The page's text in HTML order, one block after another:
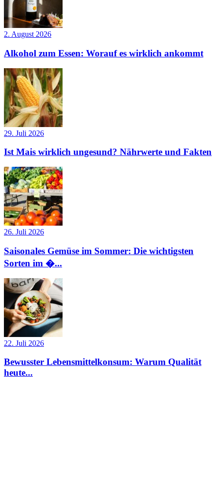
2. August 2026
Alkohol zum Essen: Worauf es wirklich ankommt
29. Juli 2026
Ist Mais wirklich ungesund? Nährwerte und Fakten
26. Juli 2026
Saisonales Gemüse im Sommer: Die wichtigsten
Sorten im �...
22. Juli 2026
Bewusster Lebensmittelkonsum: Warum Qualität
heute...